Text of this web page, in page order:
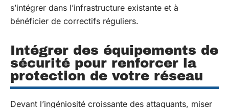
s’intégrer dans l’infrastructure existante et à
bénéficier de correctifs réguliers.
Intégrer des équipements de
sécurité pour renforcer la
protection de votre réseau
Devant l’ingéniosité croissante des attaquants, miser